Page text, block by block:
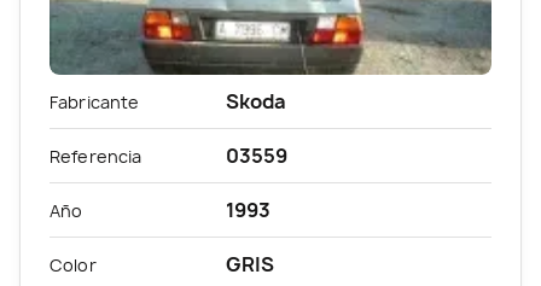
Fabricante Skoda
Referencia 03559
Año 1993
Color GRIS